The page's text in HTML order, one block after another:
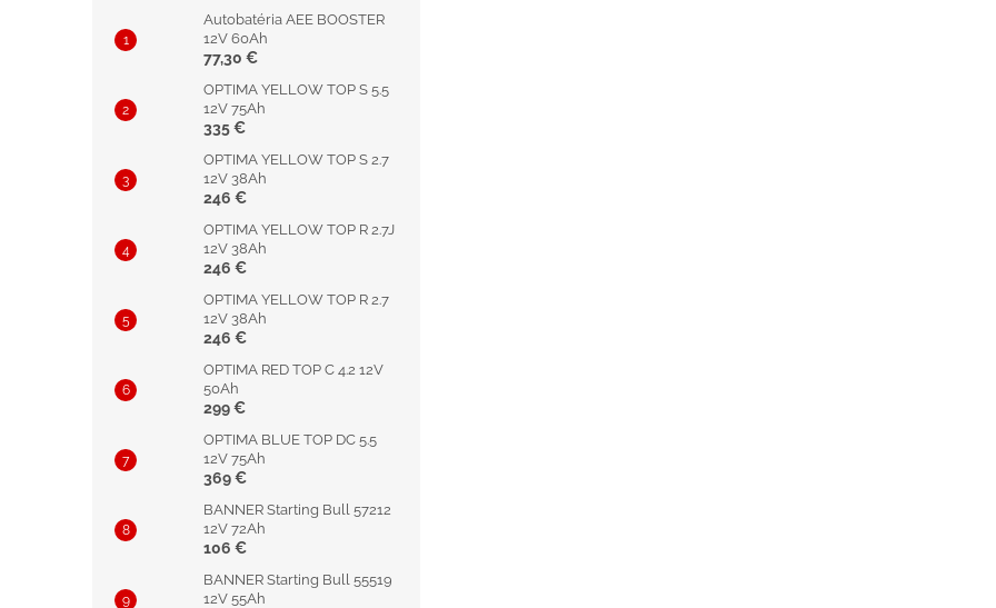
Autobatéria AEE BOOSTER
12V 60Ah
77,30 €
OPTIMA YELLOW TOP S 5.5
12V 75Ah
335 €
OPTIMA YELLOW TOP S 2.7
12V 38Ah
246 €
OPTIMA YELLOW TOP R 2.7J
12V 38Ah
246 €
OPTIMA YELLOW TOP R 2.7
12V 38Ah
246 €
OPTIMA RED TOP C 4.2 12V
50Ah
299 €
OPTIMA BLUE TOP DC 5.5
12V 75Ah
369 €
BANNER Starting Bull 57212
12V 72Ah
106 €
BANNER Starting Bull 55519
12V 55Ah